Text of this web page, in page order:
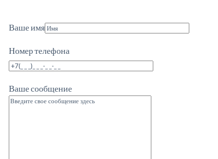
Ваше имя
Номер телефона
Ваше сообщение